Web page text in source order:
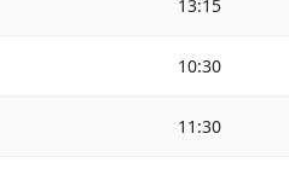
13:15
10:30
11:30